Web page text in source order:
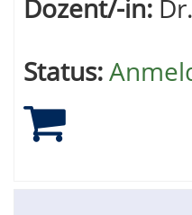
Dozent/-in:
Status: